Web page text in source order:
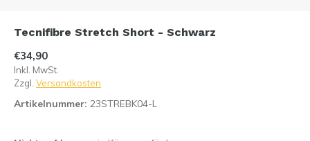
Tecnifibre Stretch Short - Schwarz
€34,90
Inkl. MwSt.
Zzgl. Versandkosten
Artikelnummer: 23STREBK04-L